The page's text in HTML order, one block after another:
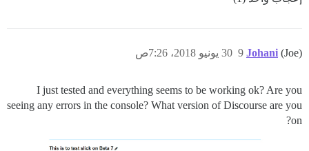
Johani (Joe) 30 يونيو 2018، 7:26ص 9
I just tested and everything seems to be working ok? Are you
seeing any errors in the console? What version of Discourse are you
on?